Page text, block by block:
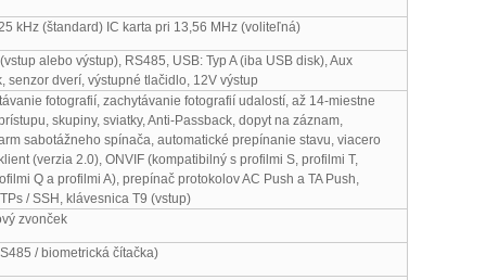
kHz (štandard) IC karta pri 13,56 MHz (voliteľná)
alebo výstup), RS485, USB: Typ A (iba USB disk), Aux
senzor dverí, výstupné tlačidlo, 12V výstup
fotografií, zachytávanie fotografií udalostí, až 14-miestne
skupiny, sviatky, Anti-Passback, dopyt na záznam,
sabotážneho spínača, automatické prepínanie stavu, viacero
(verzia 2.0), ONVIF (kompatibilný s profilmi S, profilmi T,
Q a profilmi A), prepínač protokolov AC Push a TA Push,
/ SSH, klávesnica T9 (vstup)
zvonček
/ biometrická čítačka)